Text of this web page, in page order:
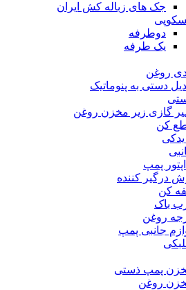
جک های زباله کش ایران
دوطرفه
یک طرفه
روغن
دستی به پنوماتیک
گازی زیر مخزن روغن
کن
پمپ
درگیر کننده
کن
باک
روغن
جانبی پمپ
پمپ ذستی
روغن